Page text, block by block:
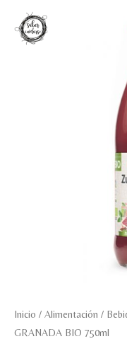
contenido
Inicio / Alimentación /
GRANADA BIO 750ml